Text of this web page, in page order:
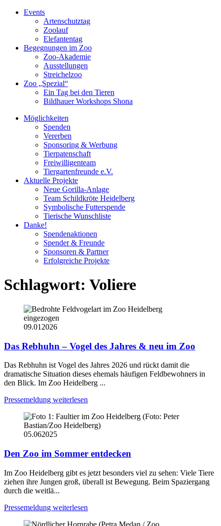
Events
Artenschutztag
Zoolauf
Elefantentag
Begegnungen im Zoo
Zoo-Akademie
Ausstellungen
Streichelzoo
Zoo „Spezial“
Ein Tag bei den Tieren
Bildhauer Workshops Shona
Möglichkeiten
Spenden
Vererben
Sponsoring & Werbung
Tierpatenschaft
Freiwilligenteam
Tiergartenfreunde e.V.
Aktuelle Projekte
Neue Gorilla-Anlage
Team Schildkröte Heidelberg
Symbolische Futterspende
Tierische Wunschliste
Danke!
Spendenaktionen
Spender & Freunde
Sponsoren & Partner
Erfolgreiche Projekte
Schlagwort: Voliere
09.01 2026
Das Rebhuhn – Vogel des Jahres & neu im Zoo
Das Rebhuhn ist Vogel des Jahres 2026 und rückt damit die
dramatische Situation dieses ehemals häufigen Feldbewohners in
den Blick. Im Zoo Heidelberg ...
Pressemeldung weiterlesen
05.062025
Den Zoo im Sommer entdecken
Im Zoo Heidelberg gibt es jetzt besonders viel zu sehen: Viele Tiere
ziehen ihre Jungen groß, überall ist Bewegung. Beim Spaziergang
durch die weitlä...
Pressemeldung weiterlesen